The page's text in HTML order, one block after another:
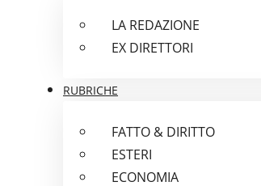
LA REDAZIONE
EX DIRETTORI
RUBRICHE
FATTO & DIRITTO
ESTERI
ECONOMIA